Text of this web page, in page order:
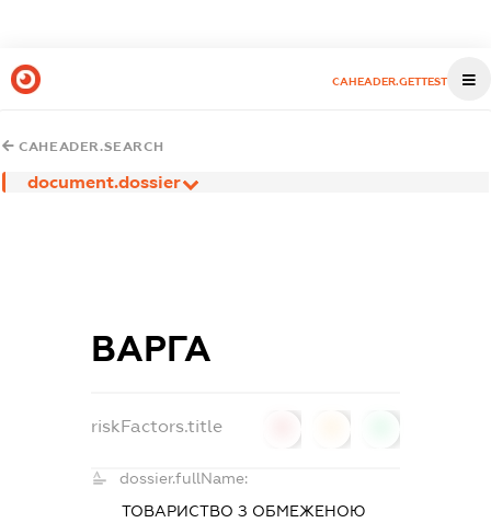
CAHEADER.GETTEST
CAHEADER.SEARCH
document.dossier
ВАРГА
riskFactors.title
dossier.fullName:
ТОВАРИСТВО З ОБМЕЖЕНОЮ